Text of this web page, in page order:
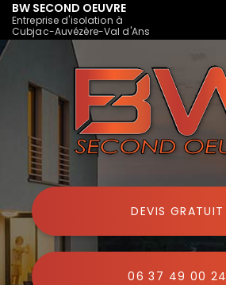
Aller
contenu
BW SECOND OEUVRE
Entreprise d'isolation à
Cubjac-Auvézère-Val d'Ans
DEVIS GRATUIT
06 37 49 00 24